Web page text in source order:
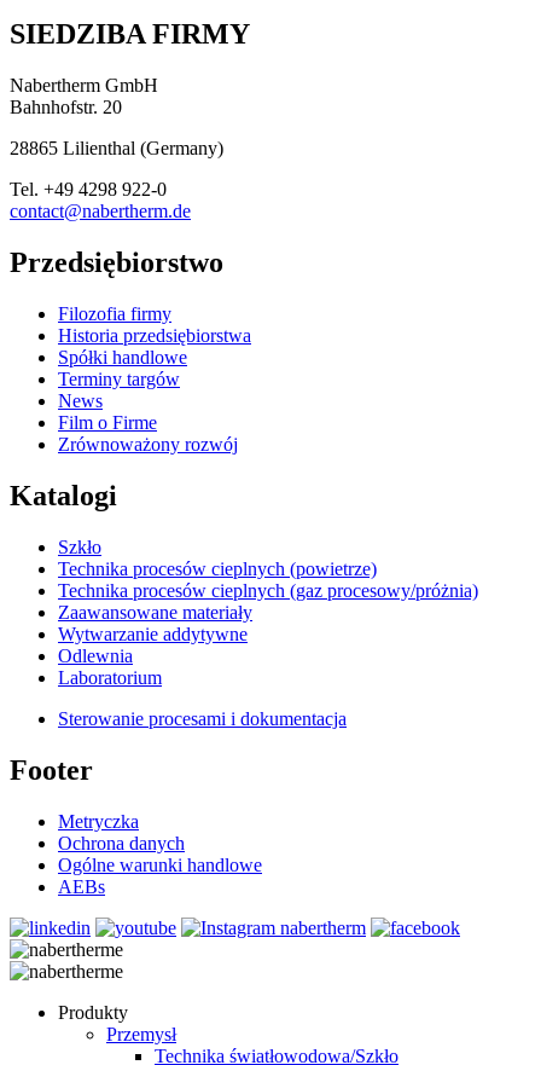
SIEDZIBA FIRMY
Nabertherm GmbH
Bahnhofstr. 20
28865 Lilienthal (Germany)
Tel. +49 4298 922-0
contact@nabertherm.de
Przedsiębiorstwo
Filozofia firmy
Historia przedsiębiorstwa
Spółki handlowe
Terminy targów
News
Film o Firme
Zrównoważony rozwój
Katalogi
Szkło
Technika procesów cieplnych (powietrze)
Technika procesów cieplnych (gaz procesowy/próżnia)
Zaawansowane materiały
Wytwarzanie addytywne
Odlewnia
Laboratorium
Sterowanie procesami i dokumentacja
Footer
Metryczka
Ochrona danych
Ogólne warunki handlowe
AEBs
Produkty
Przemysł
Technika światłowodowa/Szkło